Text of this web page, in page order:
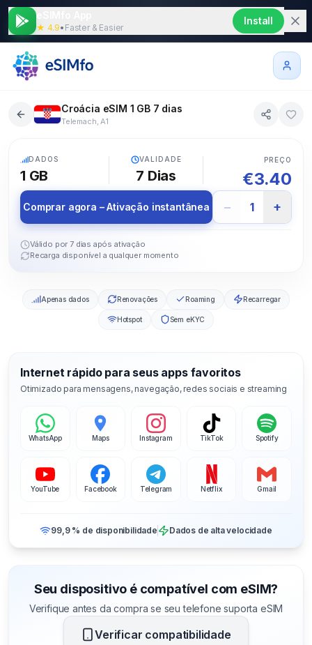
★ 4.9• Faster & Easier
Install
Croácia eSIM 1 GB 7 dias
Telemach, A1
DADOS
1 GB
VALIDADE
7 Dias
PREÇO
€3.40
Comprar agora – Ativação instantânea − 1 +
Válido por 7 dias após ativação
Recarga disponível a qualquer momento
Apenas dados Renovações Roaming Recarregar
Hotspot Sem eKYC
Internet rápido para seus apps favoritos
Otimizado para mensagens, navegação, redes sociais e streaming
WhatsApp Maps Instagram TikTok Spotify
YouTube Facebook Telegram Netflix Gmail
99,9 % de disponibilidade Dados de alta velocidade
Seu dispositivo é compatível com eSIM?
Verifique antes da compra se seu telefone suporta eSIM
Verificar compatibilidade